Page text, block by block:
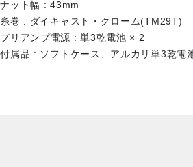
ット幅 : 43mm
巻 : ダイキャスト・クローム(TM29T)
リアンプ電源 : 単3乾電池 × 2
属品 : ソフトケース、アルカリ単3乾電